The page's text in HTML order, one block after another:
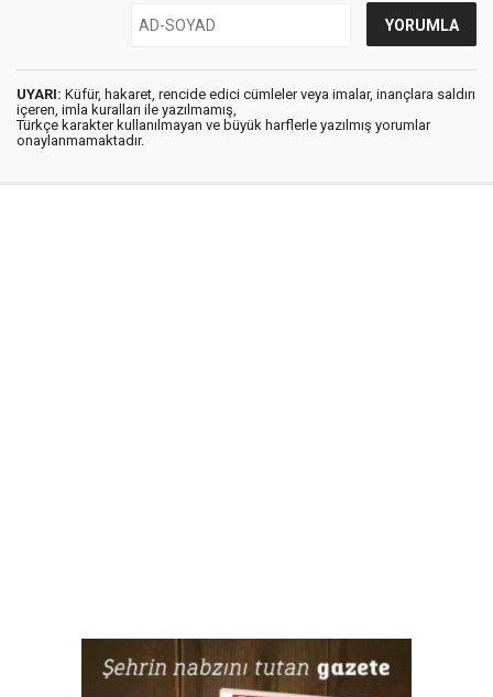
UYARI: Küfür, hakaret, rencide edici cümleler veya imalar, inançlara saldırı
içeren, imla kuralları ile yazılmamış,
Türkçe karakter kullanılmayan ve büyük harflerle yazılmış yorumlar
onaylanmamaktadır.